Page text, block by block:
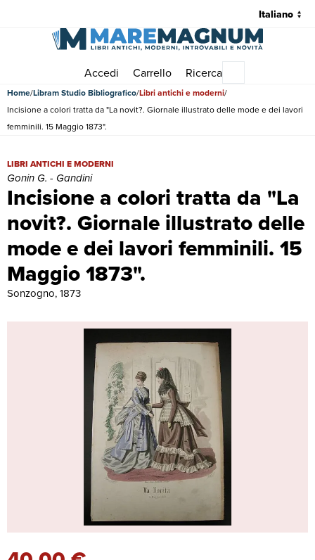
Accedi Carrello Ricerca
Home Libram Studio Bibliografico Libri antichi e moderni
Incisione a colori tratta da "La novit?. Giornale illustrato delle mode e dei lavori
femminili. 15 Maggio 1873".
Incisione a colori tratta da "La
novit?. Giornale illustrato delle
mode e dei lavori femminili. 15
Maggio 1873".
Incisione a colori tratta da "La novit?. Giornale illustrato delle
LIBRI ANTICHI E MODERNI
Gonin G. - Gandini
Sonzogno, 1873